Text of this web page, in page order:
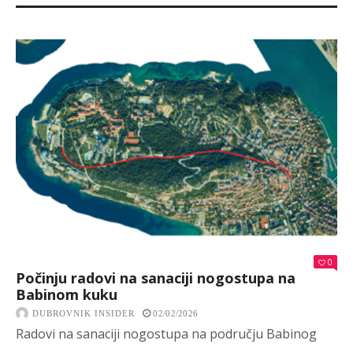
0
Počinju radovi na sanaciji nogostupa na
Babinom kuku
DUBROVNIK INSIDER 02/02/2026
Radovi na sanaciji nogostupa na području Babinog